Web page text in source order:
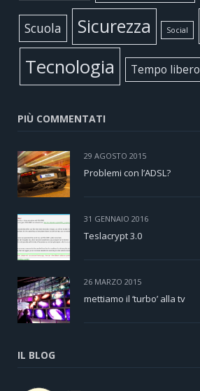
Scuola Sicurezza Social
Tecnologia Tempo libero
PIÙ COMMENTATI
29 AGOSTO 2015
Problemi con l’ADSL?
31 GENNAIO 2016
Teslacrypt 3.0
26 MARZO 2015
mettiamo il ‘turbo’ alla tv
IL BLOG